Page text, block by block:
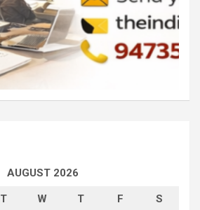
AUGUST 2026
T W T F S